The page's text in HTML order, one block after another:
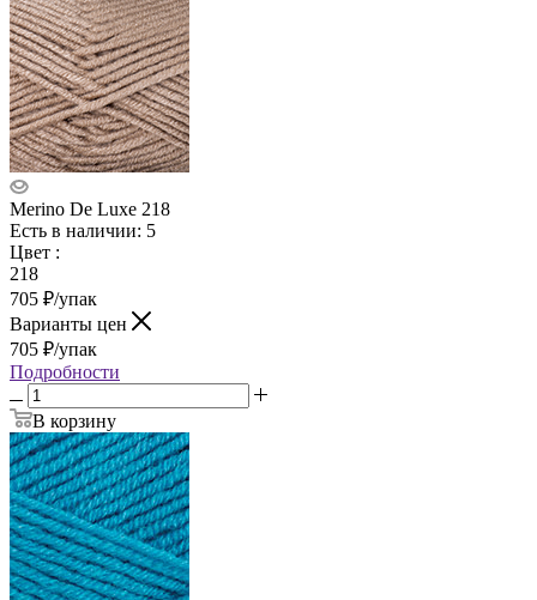
Merino De Luxe 218
Есть в наличии: 5
Цвет :
218
705 ₽/упак
Варианты цен
705 ₽/упак
Подробности
В корзину